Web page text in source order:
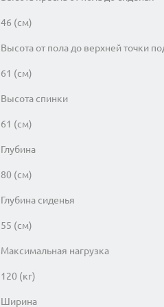
46 (см)
Высота от пола до верхней точки
61 (см)
Высота спинки
61 (см)
Глубина
80 (см)
Глубина сиденья
55 (см)
Максимальная нагрузка
120 (кг)
Ширина